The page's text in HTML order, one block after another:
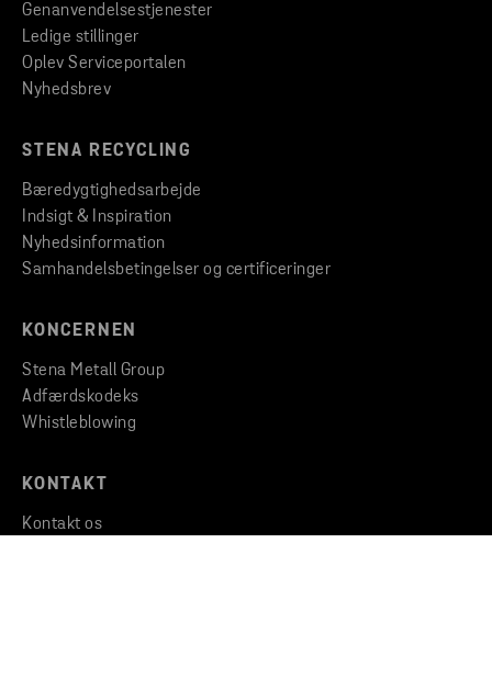
Genanvendelsestjenester
Ledige stillinger
Oplev Serviceportalen
Nyhedsbrev
STENA RECYCLING
Bæredygtighedsarbejde
Indsigt & Inspiration
Nyhedsinformation
Samhandelsbetingelser og certificeringer
KONCERNEN
Stena Metall Group
Adfærdskodeks
Whistleblowing
KONTAKT
Kontakt os